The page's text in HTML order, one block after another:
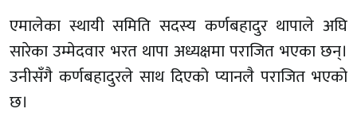
एमालेका स्थायी समिति सदस्य कर्णबहादुर थापाले अघि
सारेका उम्मेदवार भरत थापा अध्यक्षमा पराजित भएका छन्।
उनीसँगै कर्णबहादुरले साथ दिएको प्यानलै पराजित भएको
छ।